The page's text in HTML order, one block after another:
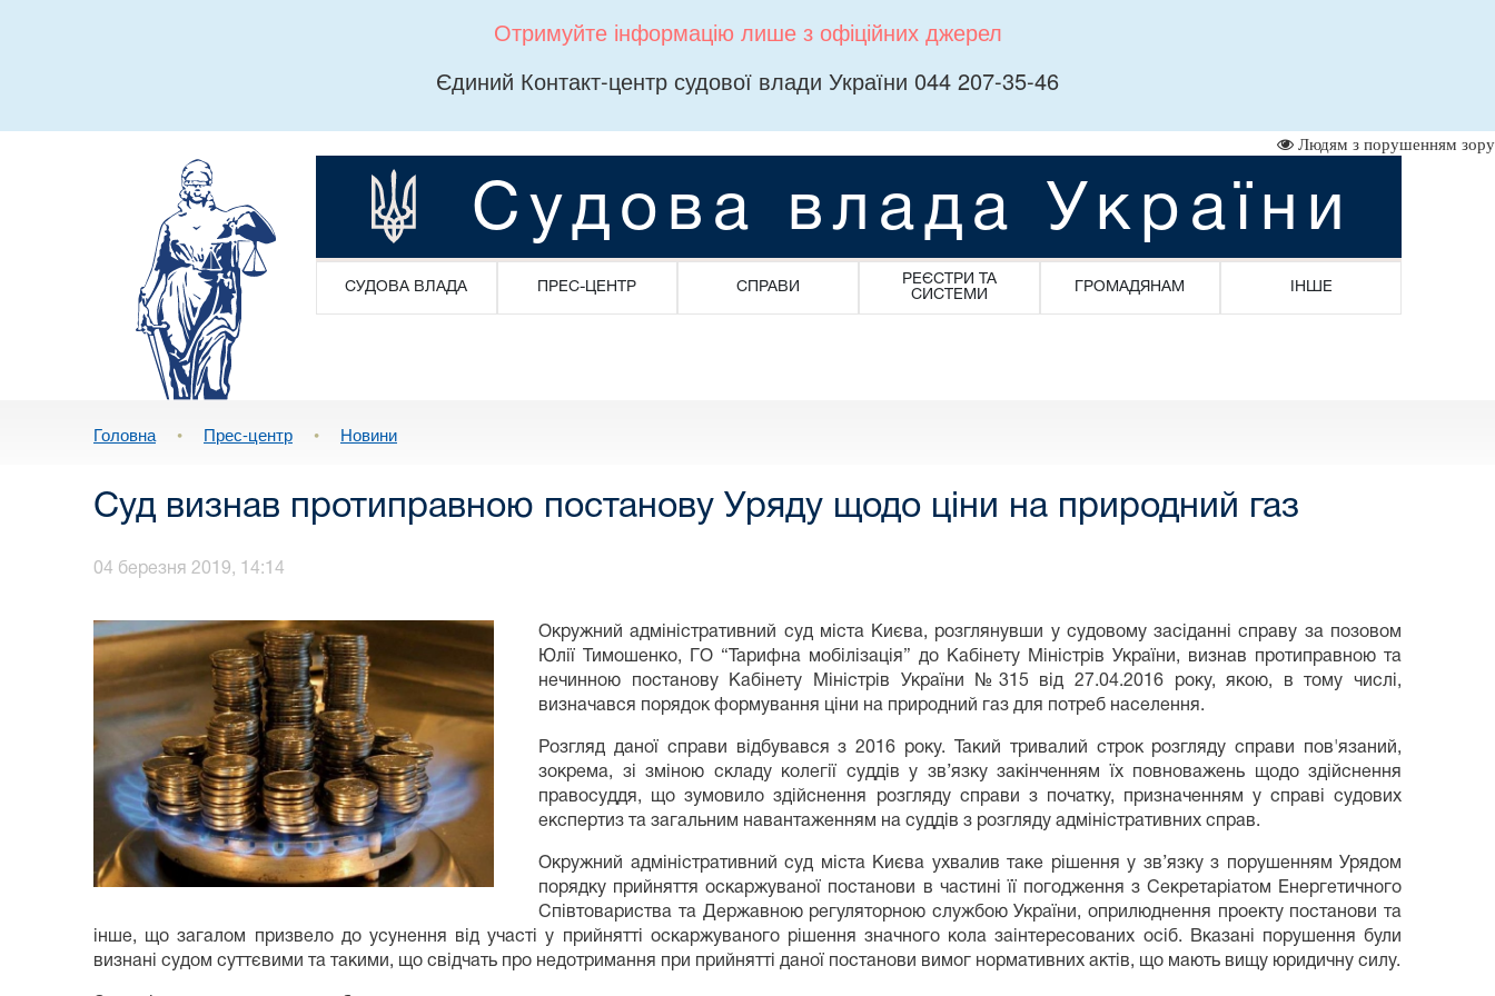
Отримуйте інформацію лише з офіційних джерел
Єдиний Контакт-центр судової влади України 044 207-35-46
Людям з порушенням зору
Судова влада України
СУДОВА ВЛАДА ПРЕС-ЦЕНТР СПРАВИ
РЕЄСТРИ ТА
СИСТЕМИ
ГРОМАДЯНАМ ІНШЕ
Головна • Прес-центр • Новини
Суд визнав протиправною постанову Уряду щодо ціни на природний газ
04 березня 2019, 14:14
Окружний адміністративний суд міста Києва, розглянувши у судовому засіданні справу за позовом
Юлії Тимошенко, ГО “Тарифна мобілізація” до Кабінету Міністрів України, визнав протиправною та
нечинною постанову Кабінету Міністрів України №315 від 27.04.2016 року, якою, в тому числі,
визначався порядок формування ціни на природний газ для потреб населення.
Розгляд даної справи відбувався з 2016 року. Такий тривалий строк розгляду справи пов'язаний,
зокрема, зі зміною складу колегії суддів у зв’язку закінченням їх повноважень щодо здійснення
правосуддя, що зумовило здійснення розгляду справи з початку, призначенням у справі судових
експертиз та загальним навантаженням на суддів з розгляду адміністративних справ.
Окружний адміністративний суд міста Києва ухвалив таке рішення у зв’язку з порушенням Урядом
порядку прийняття оскаржуваної постанови в частині її погодження з Секретаріатом Енергетичного
Співтовариства та Державною регуляторною службою України, оприлюднення проекту постанови та
інше, що загалом призвело до усунення від участі у прийнятті оскаржуваного рішення значного кола заінтересованих осіб. Вказані порушення були
визнані судом суттєвими та такими, що свідчать про недотримання при прийнятті даної постанови вимог нормативних актів, що мають вищу юридичну силу.